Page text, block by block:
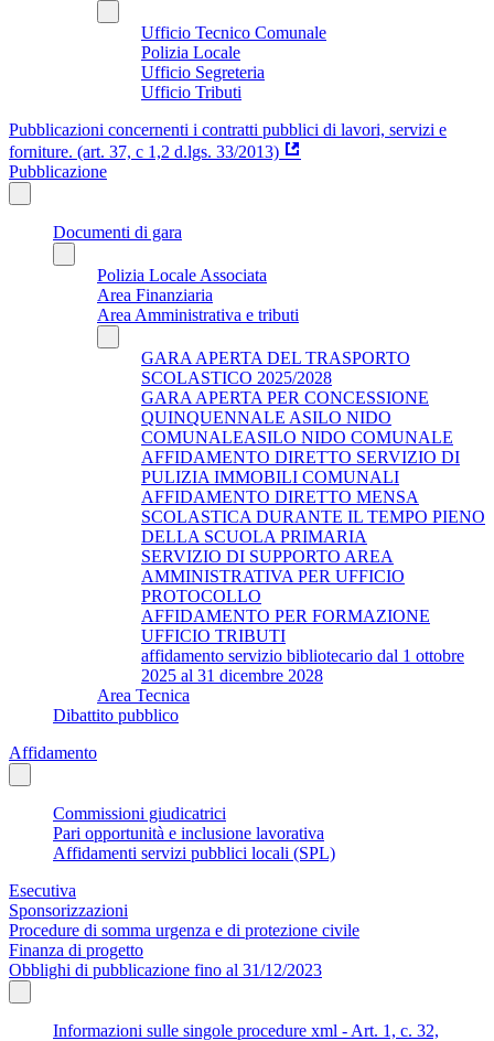
Ufficio Tecnico Comunale
Polizia Locale
Ufficio Segreteria
Ufficio Tributi
Pubblicazioni concernenti i contratti pubblici di lavori, servizi e
forniture. (art. 37, c 1,2 d.lgs. 33/2013)
Pubblicazione
Documenti di gara
Polizia Locale Associata
Area Finanziaria
Area Amministrativa e tributi
GARA APERTA DEL TRASPORTO
SCOLASTICO 2025/2028
GARA APERTA PER CONCESSIONE
QUINQUENNALE ASILO NIDO
COMUNALEASILO NIDO COMUNALE
AFFIDAMENTO DIRETTO SERVIZIO DI
PULIZIA IMMOBILI COMUNALI
AFFIDAMENTO DIRETTO MENSA
SCOLASTICA DURANTE IL TEMPO PIENO
DELLA SCUOLA PRIMARIA
SERVIZIO DI SUPPORTO AREA
AMMINISTRATIVA PER UFFICIO
PROTOCOLLO
AFFIDAMENTO PER FORMAZIONE
UFFICIO TRIBUTI
affidamento servizio bibliotecario dal 1 ottobre
2025 al 31 dicembre 2028
Area Tecnica
Dibattito pubblico
Affidamento
Commissioni giudicatrici
Pari opportunità e inclusione lavorativa
Affidamenti servizi pubblici locali (SPL)
Esecutiva
Sponsorizzazioni
Procedure di somma urgenza e di protezione civile
Finanza di progetto
Obblighi di pubblicazione fino al 31/12/2023
Informazioni sulle singole procedure xml - Art. 1, c. 32,